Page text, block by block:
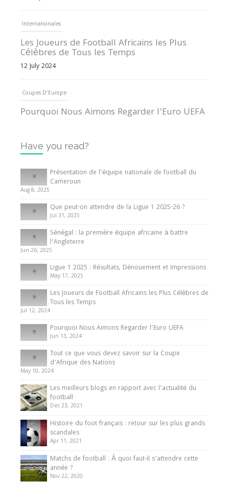
Internationales
Les Joueurs de Football Africains les Plus
Célèbres de Tous les Temps
12 July 2024
Coupes D'Europe
Pourquoi Nous Aimons Regarder l’Euro UEFA
Internationales
Tout ce que vous devez savoir sur la Coupe
d’Afrique des Nations
10 May 2024
Internationales
Présentation de l’équipe nationale de football
du Cameroun
Que peut-on attendre de la Ligue 1 2025-26 ?
Have you read?
Présentation de l’équipe nationale de football du
Cameroun
Aug 8, 2025
Que peut-on attendre de la Ligue 1 2025-26 ?
Jul 31, 2025
Sénégal : la première équipe africaine à battre
l’Angleterre
Jun 26, 2025
Ligue 1 2025 : Résultats, Dénouement et Impressions
May 17, 2025
Les Joueurs de Football Africains les Plus Célèbres de
Tous les Temps
Jul 12, 2024
Pourquoi Nous Aimons Regarder l’Euro UEFA
Jun 13, 2024
Tout ce que vous devez savoir sur la Coupe
d’Afrique des Nations
May 10, 2024
Les meilleurs blogs en rapport avec l’actualité du
football
Dec 23, 2021
Histoire du foot français : retour sur les plus grands
scandales
Apr 11, 2021
Matchs de football : À quoi faut-il s’attendre cette
année ?
Nov 22, 2020